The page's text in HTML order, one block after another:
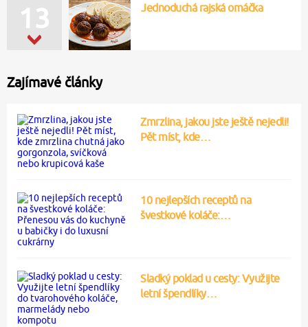
13 Jednoduchá rajská omáčka
Zajímavé články
Zmrzlina, jakou jste ještě nejedli!
Pět míst, kde…
10 nejlepších receptů na
švestkové koláče:…
Sladký poklad u cesty: Využijte
letní špendlíky…